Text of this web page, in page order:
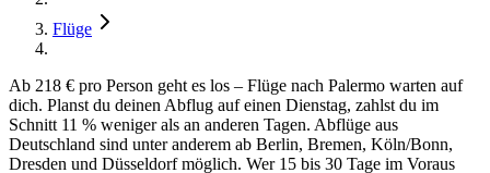
Flüge
Ab 218 € pro Person geht es los – Flüge nach Palermo warten auf
dich. Planst du deinen Abflug auf einen Dienstag, zahlst du im
Schnitt 11 % weniger als an anderen Tagen. Abflüge aus
Deutschland sind unter anderem ab Berlin, Bremen, Köln/Bonn,
Dresden und Düsseldorf möglich. Wer 15 bis 30 Tage im Voraus